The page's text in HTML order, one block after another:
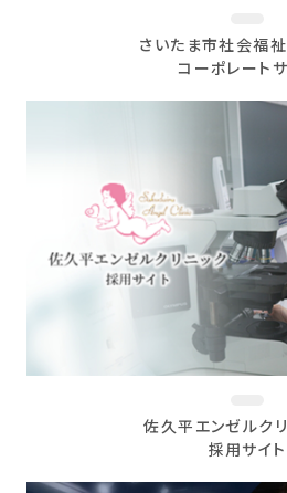
さいたま市社会福
コーポレートサ
佐久平エンゼルク
採用サイト